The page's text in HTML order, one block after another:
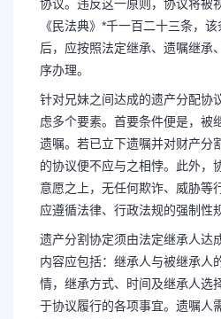
协议。违反这一原则，协议将被
《民法典》*千一百二十三条，
后，应按照法定继承、遗嘱继承
序办理。
针对兄妹之间达成的遗产分配协
虑多个要素。首要条件便是，被
遗嘱。若已立下遗嘱并对财产分
的协议便不应与之相悖。此外，
意愿之上，无任何欺诈、威胁等
应遵循法律、行政法规的强制性
遗产分割协定须由法定继承人达
内容应包括：继承人与被继承人
情，继承方式、时间及继承人选
于协议履行的各项事宜。遗嘱人